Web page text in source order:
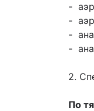
-
-
-
-
2.
По